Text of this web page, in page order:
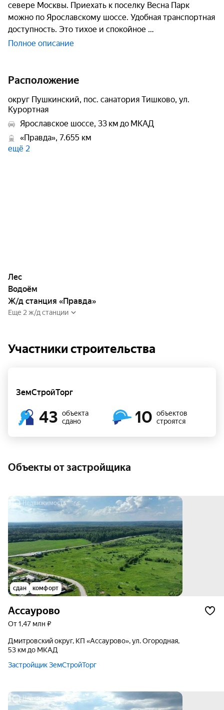
севере Москвы. Приехать к поселку Весна Парк
можно по Ярославскому шоссе. Удобная транспортная
доступность. Это тихое и спокойное
Полное описание
Расположение
округ Пушкинский, пос. санатория Тишково, ул.
Курортная
Ярославское шоссе, 33 км до МКАД
«Правда», 7.655 км
ещё 2
Лес
Водоём
Ж/д станция «Правда»
Еще 2 ж/д станции
Участники строительства
ЗемСтройТорг
43 объекта
сдано
10 объектов
строятся
Объекты от застройщика
сдан комфорт
Ассаурово
от 1,47 млн ₽
Дмитровский округ, КП «Ассаурово», ул. Огородная,
53 км до МКАД
Застройщик ЗемСтройТорг